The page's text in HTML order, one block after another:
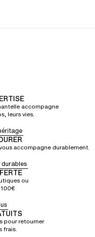
accompagne
leurs vies.
accompagne durablement.
ou
pour retourner
frais.